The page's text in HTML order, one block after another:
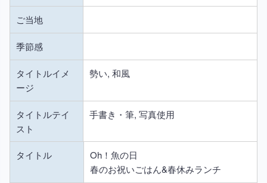
ご当地
季節感
タイトルイメ
ージ
勢い, 和風
タイトルテイ
スト
手書き・筆, 写真使用
タイトル
Oh！魚の日
春のお祝いごはん&春休みランチ